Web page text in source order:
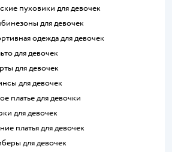
пуховики для девочек
для девочек
одежда для девочек
для девочек
для девочек
для девочек
платье для девочки
для девочек
платья для девочек
для девочек